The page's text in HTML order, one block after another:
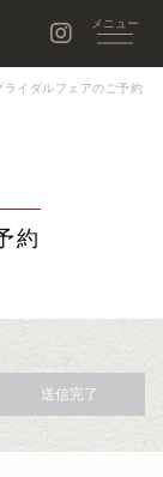
ライダルフェアのご予約
約
送信完了